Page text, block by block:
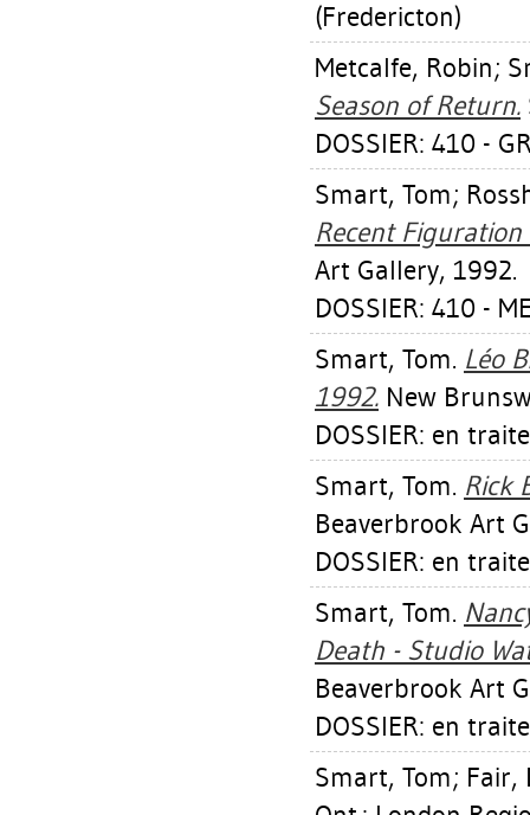
(Fredericton)
Metcalfe, Robin;
Season of Return.
DOSSIER: 410 -
Smart, Tom;
Recent
Art Gallery, 1992.
DOSSIER: 410 -
Smart, Tom. Léo
1992. New
DOSSIER: en
Smart, Tom. Rick
Beaverbrook Art
DOSSIER: en
Smart, Tom.
Death - Studio
Beaverbrook Art
DOSSIER: en
Smart, Tom; Fair,